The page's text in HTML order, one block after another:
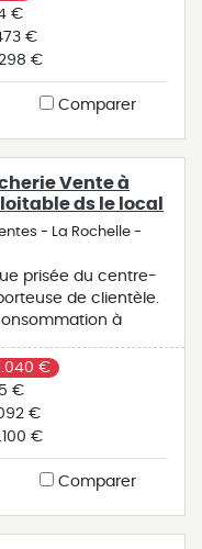
d'accueil
jours par an.
saison. vente en
dans la belle ville
€
€
€
Comparer
Vente à
ds le local
- La Rochelle -
prisée du centre-
de clientèle.
à
la journée. belle
pmr. equipe en
ouvert 300 jours
de travail
€
€
€
€
Comparer